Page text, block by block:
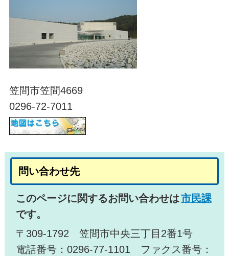
笠間市笠間4669
0296-72-7011
問い合わせ先
このページに関するお問い合わせは市民課
です。
〒309-1792 笠間市中央三丁目2番1号
電話番号：0296-77-1101 ファクス番号：